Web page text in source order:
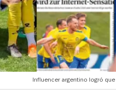
Influencer argentino logró